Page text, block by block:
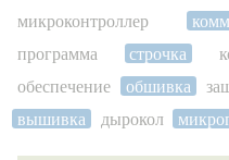
микроконтроллер
программа
строчка
обеспечение
обшивка
вышивка
дырокол